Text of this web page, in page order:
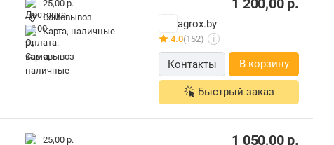
25,00 р.
Самовывоз
карта, наличные
1 200,00р.
agrox.by
4.0(152) i
Контакты В корзину
Быстрый заказ
25,00 р.
1 050,00р.